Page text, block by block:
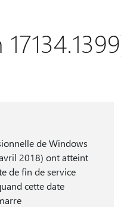
de Windows
2018) ont atteint
de fin de service
cette date